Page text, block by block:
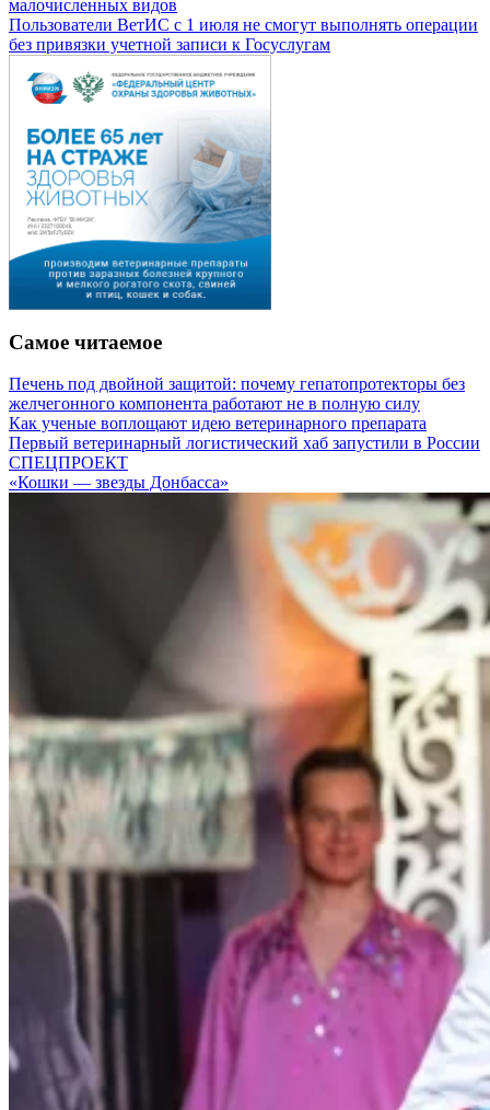
малочисленных видов
Пользователи ВетИС с 1 июля не смогут выполнять операции
без привязки учетной записи к Госуслугам
Самое читаемое
Печень под двойной защитой: почему гепатопротекторы без
желчегонного компонента работают не в полную силу
Как ученые воплощают идею ветеринарного препарата
Первый ветеринарный логистический хаб запустили в России
СПЕЦПРОЕКТ
«Кошки — звезды Донбасса»